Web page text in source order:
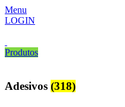
Menu
LOGIN
Produtos
Adesivos (318)